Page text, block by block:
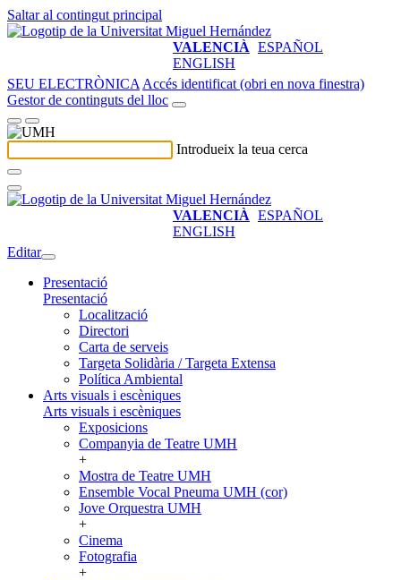
Saltar al contingut principal
VALENCIÀ ESPAÑOL
ENGLISH
SEU ELECTRÒNICA Accés identificat (obri en nova finestra)
Gestor de continguts del lloc
Introdueix la teua cerca
VALENCIÀ ESPAÑOL
ENGLISH
Editar
Presentació
Presentació
Localització
Directori
Carta de serveis
Targeta Solidària / Targeta Extensa
Política Ambiental
Arts visuals i escèniques
Arts visuals i escèniques
Exposicions
Companyia de Teatre UMH
+
Mostra de Teatre UMH
Ensemble Vocal Pneuma UMH (cor)
Jove Orquestra UMH
+
Cinema
Fotografia
+